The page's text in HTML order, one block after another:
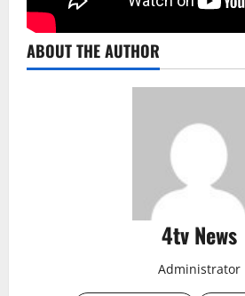
ABOUT THE AUTHOR
4tv News
Administrator